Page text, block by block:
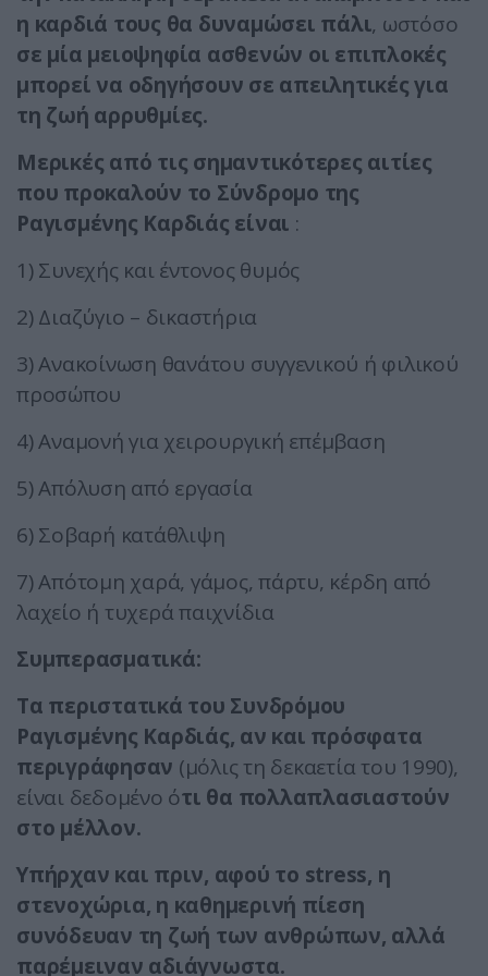
η καρδιά τους θα δυναμώσει πάλι, ωστόσο
σε μία μειοψηφία ασθενών οι επιπλοκές
μπορεί να οδηγήσουν σε απειλητικές για
τη ζωή αρρυθμίες.
Μερικές από τις σημαντικότερες αιτίες
που προκαλούν το Σύνδρομο της
Ραγισμένης Καρδιάς είναι :
1) Συνεχής και έντονος θυμός
2) Διαζύγιο – δικαστήρια
3) Ανακοίνωση θανάτου συγγενικού ή φιλικού
προσώπου
4) Αναμονή για χειρουργική επέμβαση
5) Απόλυση από εργασία
6) Σοβαρή κατάθλιψη
7) Απότομη χαρά, γάμος, πάρτυ, κέρδη από
λαχείο ή τυχερά παιχνίδια
Συμπερασματικά:
Τα περιστατικά του Συνδρόμου
Ραγισμένης Καρδιάς, αν και πρόσφατα
περιγράφησαν (μόλις τη δεκαετία του 1990),
είναι δεδομένο ότι θα πολλαπλασιαστούν
στο μέλλον.
Υπήρχαν και πριν, αφού το stress, η
στενοχώρια, η καθημερινή πίεση
συνόδευαν τη ζωή των ανθρώπων, αλλά
παρέμειναν αδιάγνωστα.